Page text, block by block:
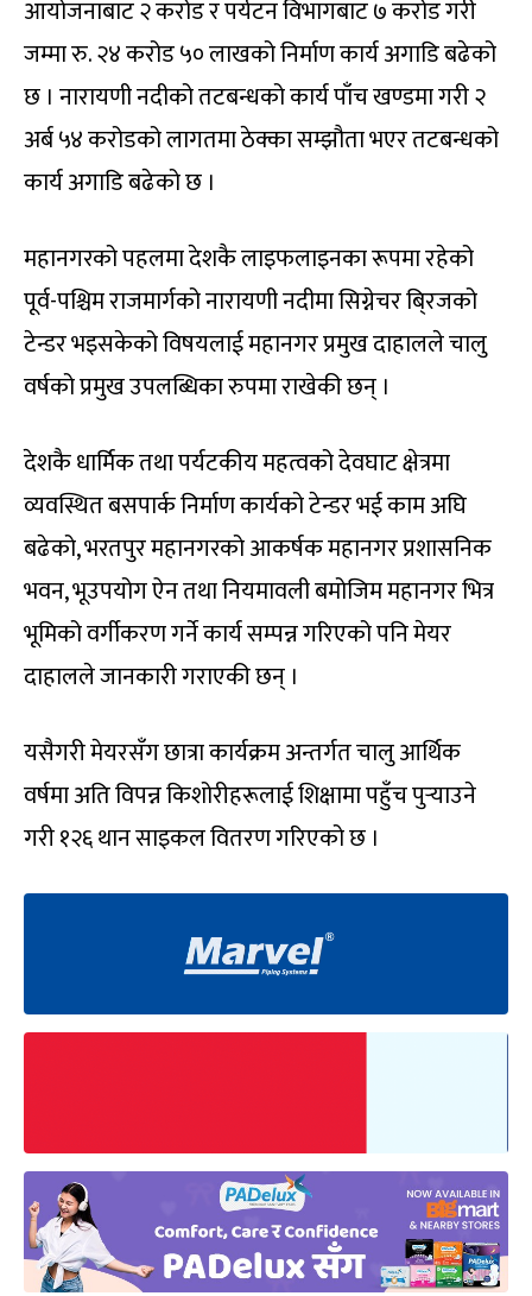
आयोजनाबाट २ करोड र पर्यटन विभागबाट ७ करोड गरी
जम्मा रु. २४ करोड ५० लाखको निर्माण कार्य अगाडि बढेको
छ । नारायणी नदीको तटबन्धको कार्य पाँच खण्डमा गरी २
अर्ब ५४ करोडको लागतमा ठेक्का सम्झौता भएर तटबन्धको
कार्य अगाडि बढेको छ ।
महानगरको पहलमा देशकै लाइफलाइनका रूपमा रहेको
पूर्व-पश्चिम राजमार्गको नारायणी नदीमा सिग्नेचर बि्रजको
टेन्डर भइसकेको विषयलाई महानगर प्रमुख दाहालले चालु
वर्षको प्रमुख उपलब्धिका रुपमा राखेकी छन् ।
देशकै धार्मिक तथा पर्यटकीय महत्वको देवघाट क्षेत्रमा
व्यवस्थित बसपार्क निर्माण कार्यको टेन्डर भई काम अघि
बढेको, भरतपुर महानगरको आकर्षक महानगर प्रशासनिक
भवन, भूउपयोग ऐन तथा नियमावली बमोजिम महानगर भित्र
भूमिको वर्गीकरण गर्ने कार्य सम्पन्न गरिएको पनि मेयर
दाहालले जानकारी गराएकी छन् ।
यसैगरी मेयरसँग छात्रा कार्यक्रम अन्तर्गत चालु आर्थिक
वर्षमा अति विपन्न किशोरीहरूलाई शिक्षामा पहुँच पुर्‍याउने
गरी १२६ थान साइकल वितरण गरिएको छ ।